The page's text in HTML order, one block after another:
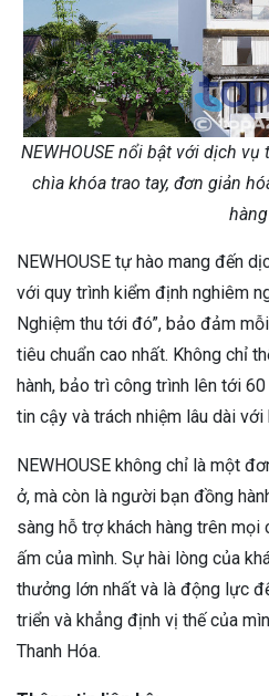
NEWHOUSE nổi bật với dịch
chìa khóa trao tay, đơn giản
hàng
NEWHOUSE tự hào mang đến
với quy trình kiểm định nghiêm
Nghiệm thu tới đó”, bảo đảm
tiêu chuẩn cao nhất. Không chỉ
hành, bảo trì công trình lên tới
tin cậy và trách nhiệm lâu dài với
NEWHOUSE không chỉ là một
ở, mà còn là người bạn đồng
sàng hỗ trợ khách hàng trên
ấm của mình. Sự hài lòng của
thưởng lớn nhất và là động lực
triển và khẳng định vị thế của
Thanh Hóa.